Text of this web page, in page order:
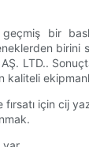
bir
birini
AŞ. LTD..
fırsatı için cij